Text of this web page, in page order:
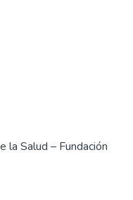
la Salud – Fundación